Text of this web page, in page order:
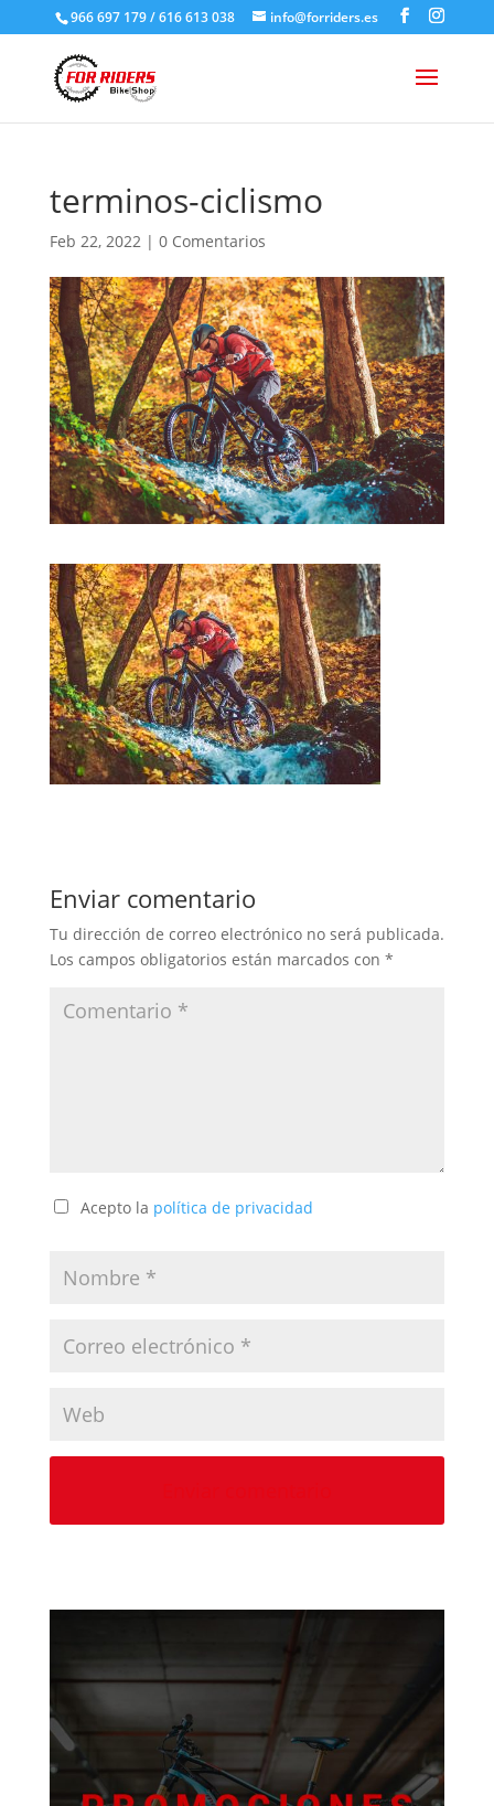
966 697 179 / 616 613 038 info@forriders.es
terminos-ciclismo
Feb 22, 2022| 0 Comentarios
Enviar comentario
Tu dirección de correo electrónico no será publicada.
Los campos obligatorios están marcados con *
Acepto la política de privacidad